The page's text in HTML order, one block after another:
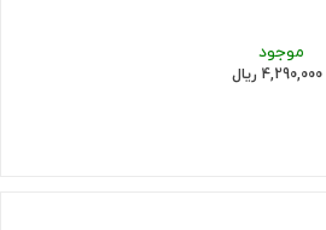
موجود
4,290,000 ریال